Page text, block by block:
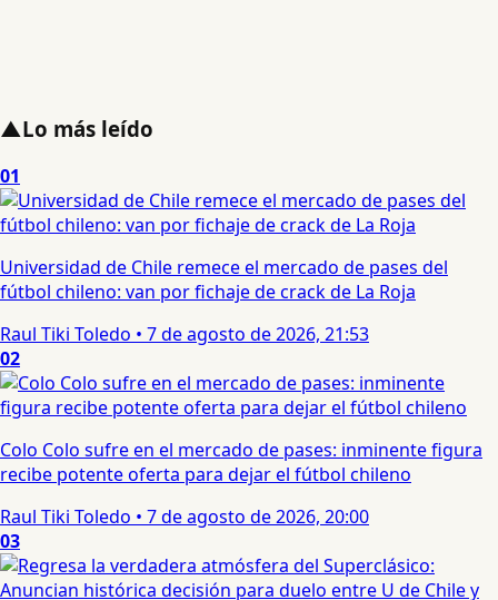
▲Lo más leído
01
Universidad de Chile remece el mercado de pases del
fútbol chileno: van por fichaje de crack de La Roja
Raul Tiki Toledo • 7 de agosto de 2026, 21:53
02
Colo Colo sufre en el mercado de pases: inminente figura
recibe potente oferta para dejar el fútbol chileno
Raul Tiki Toledo • 7 de agosto de 2026, 20:00
03